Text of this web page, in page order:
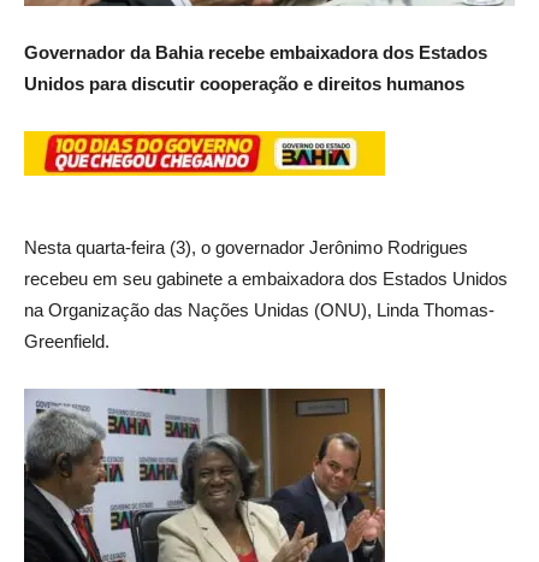
Governador da Bahia recebe embaixadora dos Estados
Unidos para discutir cooperação e direitos humanos
Nesta quarta-feira (3), o governador Jerônimo Rodrigues
recebeu em seu gabinete a embaixadora dos Estados Unidos
na Organização das Nações Unidas (ONU), Linda Thomas-
Greenfield.